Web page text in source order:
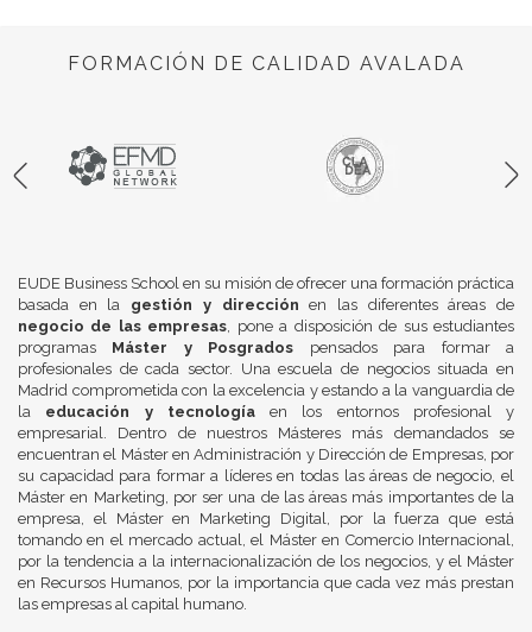
FORMACIÓN DE CALIDAD AVALADA
EUDE Business School en su misión de ofrecer una formación práctica
basada en la gestión y dirección en las diferentes áreas de
negocio de las empresas, pone a disposición de sus estudiantes
programas Máster y Posgrados pensados para formar a
profesionales de cada sector. Una escuela de negocios situada en
Madrid comprometida con la excelencia y estando a la vanguardia de
la educación y tecnologíaen los entornos profesional y
empresarial. Dentro de nuestros Másteres más demandados se
encuentran el Máster en Administración y Dirección de Empresas, por
su capacidad para formar a líderes en todas las áreas de negocio, el
Máster en Marketing, por ser una de las áreas más importantes de la
empresa, el Máster en Marketing Digital, por la fuerza que está
tomando en el mercado actual, el Máster en Comercio Internacional,
por la tendencia a la internacionalización de los negocios, y el Máster
en Recursos Humanos, por la importancia que cada vez más prestan
las empresas al capital humano.